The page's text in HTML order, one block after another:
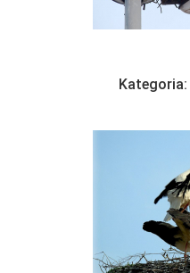
Kategoria: